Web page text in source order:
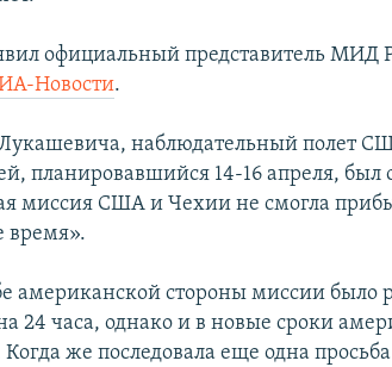
официальный представитель МИД
Новости.
наблюдательный полет
планировавшийся 14-16 апреля, был
миссия США и Чехии не смогла
время».
американской стороны миссии было
24 часа, однако и в новые сроки
же последовала еще одна